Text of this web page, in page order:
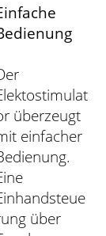
überzeugt
einfacher
über